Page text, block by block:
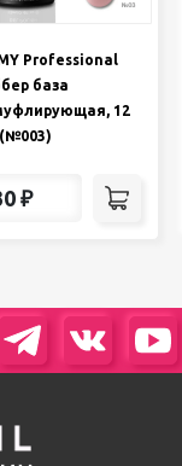
Professional
база
12
₽